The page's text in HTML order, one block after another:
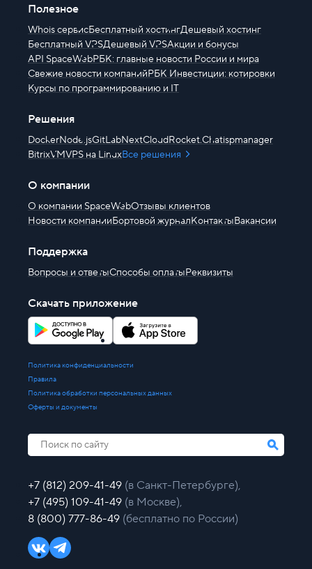
Полезное
Whois сервисБесплатный хостингДешевый хостинг
Бесплатный VPSДешевый VPSАкции и бонусы
API SpaceWebРБК: главные новости России и мира
Свежие новости компанийРБК Инвестиции: котировки
Курсы по программированию и IT
Решения
DockerNode.jsGitLabNextCloudRocket.Chatispmanager
BitrixVMVPS на LinuxВсе решения
О компании
О компании SpaceWebОтзывы клиентов
Новости компанииБортовой журналКонтактыВакансии
Поддержка
Вопросы и ответыСпособы оплатыРеквизиты
Скачать приложение
Политика конфиденциальности
Правила
Политика обработки персональных данных
Оферты и документы
+7 (812) 209-41-49 (в Санкт-Петербурге),
+7 (495) 109-41-49 (в Москве),
8 (800) 777-86-49 (бесплатно по России)